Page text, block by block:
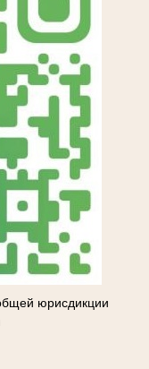
юрисдикции